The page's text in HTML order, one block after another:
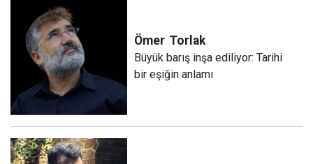
Ömer Torlak
Büyük barış inşa ediliyor: Tarihi
bir eşiğin anlamı